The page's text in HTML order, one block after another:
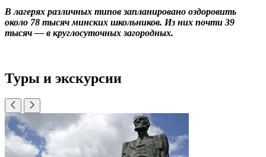
В лагерях различных типов запланировано оздоровить
около 78 тысяч минских школьников. Из них почти 39
тысяч — в круглосуточных загородных.
Туры и экскурсии